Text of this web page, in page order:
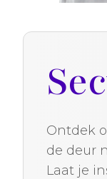
Ontdek
de deur
Laat je